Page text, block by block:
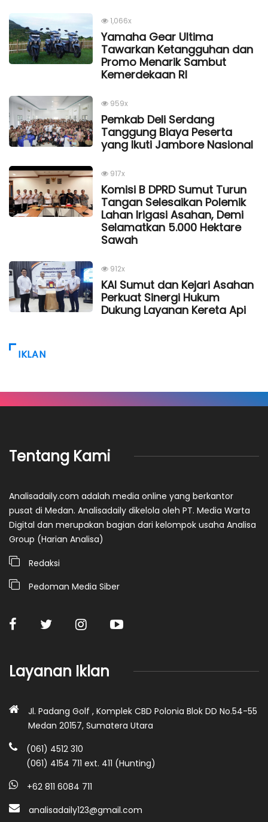
1,066x
Yamaha Gear Ultima
Tawarkan Ketangguhan dan
Promo Menarik Sambut
Kemerdekaan Rl
959x
Pemkab Deli Serdang
Tanggung Biaya Peserta
yang Ikuti Jambore Nasional
917x
Komisi B DPRD Sumut Turun
Tangan Selesaikan Polemik
Lahan Irigasi Asahan, Demi
Selamatkan 5.000 Hektare
Sawah
912x
KAI Sumut dan Kejari Asahan
Perkuat Sinergi Hukum
Dukung Layanan Kereta Api
IKLAN
Tentang Kami
Analisadaily.com adalah media online yang berkantor
pusat di Medan. Analisadaily dikelola oleh PT. Media Warta
Digital dan merupakan bagian dari kelompok usaha Analisa
Group (Harian Analisa)
Redaksi
Pedoman Media Siber
Layanan Iklan
Jl. Padang Golf , Komplek CBD Polonia Blok DD No.54-55
Medan 20157, Sumatera Utara
(061) 4512 310
(061) 4154 711 ext. 411 (Hunting)
+62 811 6084 711
analisadaily123@gmail.com